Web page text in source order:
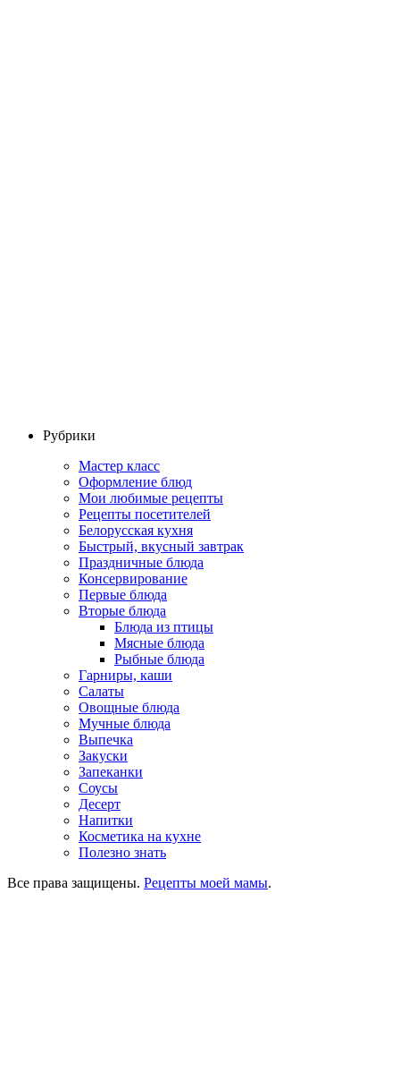
Рубрики
Мастер класс
Оформление блюд
Мои любимые рецепты
Рецепты посетителей
Белорусская кухня
Быстрый, вкусный завтрак
Праздничные блюда
Консервирование
Первые блюда
Вторые блюда
Блюда из птицы
Мясные блюда
Рыбные блюда
Гарниры, каши
Салаты
Овощные блюда
Мучные блюда
Выпечка
Закуски
Запеканки
Соусы
Десерт
Напитки
Косметика на кухне
Полезно знать
Все права защищены. Рецепты моей мамы.